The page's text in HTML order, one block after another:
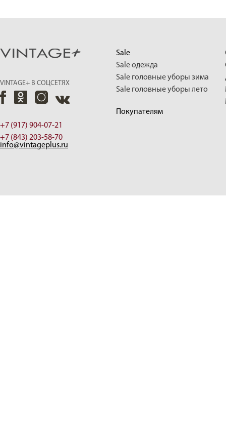
VINTAGE+ В СОЦСЕТЯХ
+7 (917) 904-07-21
+7 (843) 203-58-70
info@vintageplus.ru
Sale
Sale одежда
Sale головные уборы зима
Sale головные уборы лето
Покупателям